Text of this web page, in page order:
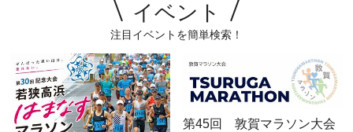
イベント
注目イベントを簡単検索！
第45回 敦賀マラソン大会